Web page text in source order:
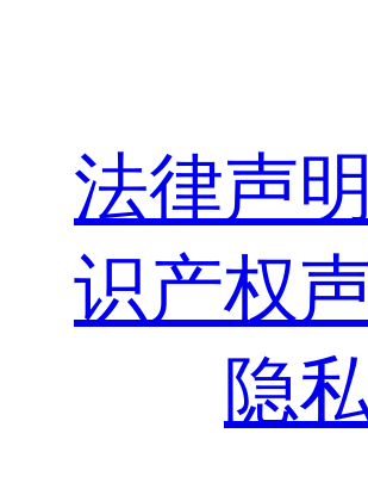
法律声明
识产权
隐